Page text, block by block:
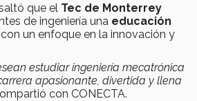
que el Tec de Monterrey
de ingeniería una educación
, con un enfoque en la innovación y
estudiar ingeniería mecatrónica
apasionante, divertida y llena
con CONECTA.